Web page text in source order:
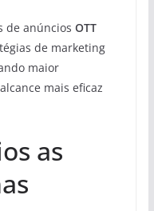
de anúncios OTT
de marketing
maior
mais eficaz
as